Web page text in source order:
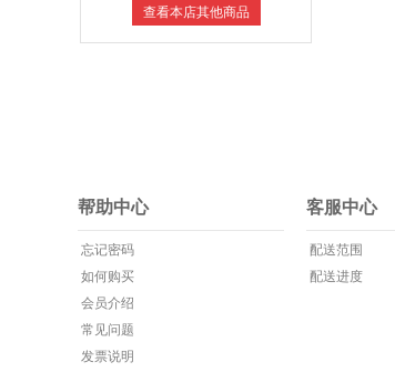
查看本店其他商品
帮助中心
忘记密码
如何购买
会员介绍
常见问题
发票说明
客服中心
配送范围
配送进度